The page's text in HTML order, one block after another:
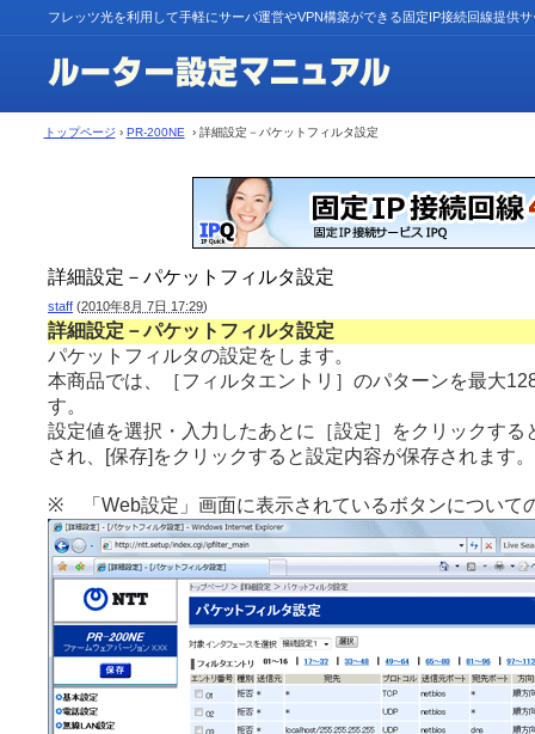
フレッツ光を利用して手軽にサーバ運営やVPN構築ができる固定IP接続回線提供
トップページ › PR-200NE › 詳細設定－パケットフィルタ設定
詳細設定－パケットフィルタ設定
staff (2010年8月 7日 17:29)
詳細設定－パケットフィルタ設定
パケットフィルタの設定をします。
本商品では、［フィルタエントリ］のパターンを最大
す。
設定値を選択・入力したあとに［設定］をクリックする
され、[保存]をクリックすると設定内容が保存されます。
※ 「Web設定」画面に表示されているボタンについて